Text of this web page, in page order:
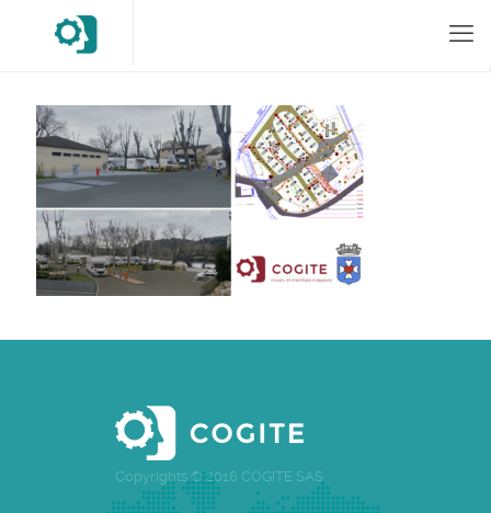
Copyrights © 2016 COGITE SAS